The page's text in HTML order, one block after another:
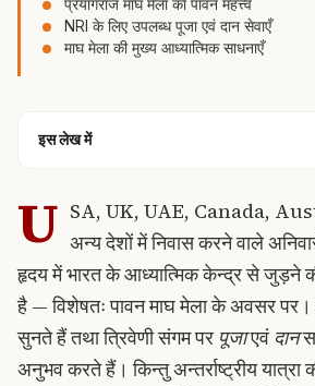
प्रयागराज माघ मेला का पावन महत्त्व
NRI के लिए उपलब्ध पूजा एवं दान सेवाएँ
माघ मेला की मुख्य आध्यात्मिक साधनाएँ
इस लेख में
U SA, UK, UAE, Canada,
अन्य देशों में निवास करने वाले
हृदय में भारत के आध्यात्मिक केन्द्र से जुड़ने
है — विशेषतः पावन माघ मेला के अवसर पर।
सुनते हैं तथा त्रिवेणी संगम पर पूजाएवं दान
अनुभव करते हैं। किन्तु अन्तर्राष्ट्रीय यात्रा